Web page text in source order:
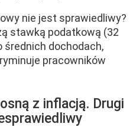
nie jest sprawiedliwy?
stawką podatkową (32
średnich dochodach,
pracowników
z inflacją. Drugi